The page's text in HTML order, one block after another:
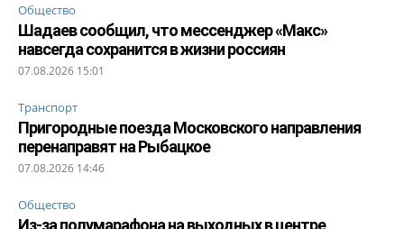
Общество
Шадаев сообщил, что мессенджер «Макс»
навсегда сохранится в жизни россиян
07.08.2026 15:01
Транспорт
Пригородные поезда Московского направления
перенаправят на Рыбацкое
07.08.2026 14:46
Общество
Из-за полумарафона на выходных в центре